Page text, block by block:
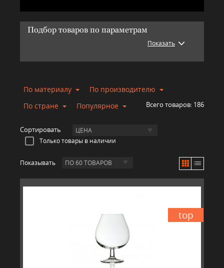
Подбор товаров по параметрам
Показать
По материалу
По производителю
По стране
Популярное Всего товаров: 186
Сортировать ЦЕНА
Только товары в наличии
Показывать ПО 60 ТОВАРОВ
top